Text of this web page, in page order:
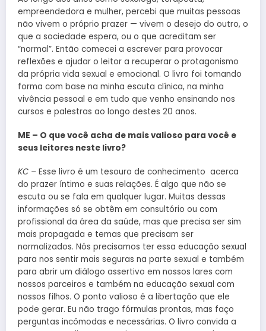
empreendedora e mulher, percebi que muitas pessoas
não vivem o próprio prazer — vivem o desejo do outro, o
que a sociedade espera, ou o que acreditam ser
“normal”. Então comecei a escrever para provocar
reflexões e ajudar o leitor a recuperar o protagonismo
da própria vida sexual e emocional. O livro foi tomando
forma com base na minha escuta clínica, na minha
vivência pessoal e em tudo que venho ensinando nos
cursos e palestras ao longo destes 20 anos.
ME – O que você acha de mais valioso para você e
seus leitores neste livro?
KC – Esse livro é um tesouro de conhecimento acerca
do prazer íntimo e suas relações. É algo que não se
escuta ou se fala em qualquer lugar. Muitas dessas
informações só se obtêm em consultório ou com
profissional da área da saúde, mas que precisa ser sim
mais propagada e temas que precisam ser
normalizados. Nós precisamos ter essa educação sexual
para nos sentir mais seguras na parte sexual e também
para abrir um diálogo assertivo em nossos lares com
nossos parceiros e também na educação sexual com
nossos filhos. O ponto valioso é a libertação que ele
pode gerar. Eu não trago fórmulas prontas, mas faço
perguntas incômodas e necessárias. O livro convida a